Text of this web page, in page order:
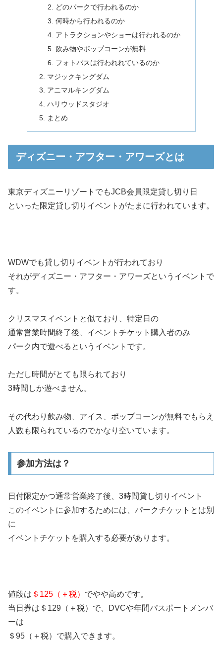
どのパークで行われるのか
何時から行われるのか
アトラクションやショーは行われるのか
飲み物やポップコーンが無料
フォトパスは行われれているのか
マジックキングダム
アニマルキングダム
ハリウッドスタジオ
まとめ
ディズニー・アフター・アワーズとは
東京ディズニーリゾートでもJCB会員限定貸し切り日
といった限定貸し切りイベントがたまに行われています。
WDWでも貸し切りイベントが行われており
それがディズニー・アフター・アワーズというイベントで
す。
クリスマスイベントと似ており、特定日の
通常営業時間終了後、イベントチケット購入者のみ
パーク内で遊べるというイベントです。
ただし時間がとても限られており
3時間しか遊べません。
その代わり飲み物、アイス、ポップコーンが無料でもらえ
人数も限られているのでかなり空いています。
参加方法は？
日付限定かつ通常営業終了後、3時間貸し切りイベント
このイベントに参加するためには、パークチケットとは別
に
イベントチケットを購入する必要があります。
値段は ＄125（＋税） でやや高めです。
当日券は＄129（＋税）で、DVCや年間パスポートメンバ
ーは
＄95（＋税）で購入できます。